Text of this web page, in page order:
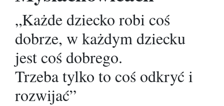
„Każde dziecko robi coś
dobrze, w każdym dziecku
jest coś dobrego.
Trzeba tylko to coś odkryć i
rozwijać”